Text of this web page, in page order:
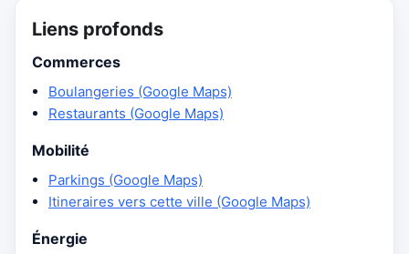
Liens profonds
Commerces
Boulangeries (Google Maps)
Restaurants (Google Maps)
Mobilité
Parkings (Google Maps)
Itineraires vers cette ville (Google Maps)
Énergie